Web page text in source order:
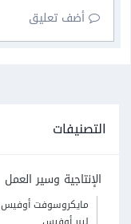
أضف تعليق
التصنيفات
الإنتاجية وسير العمل
مايكروسوفت أوفيس